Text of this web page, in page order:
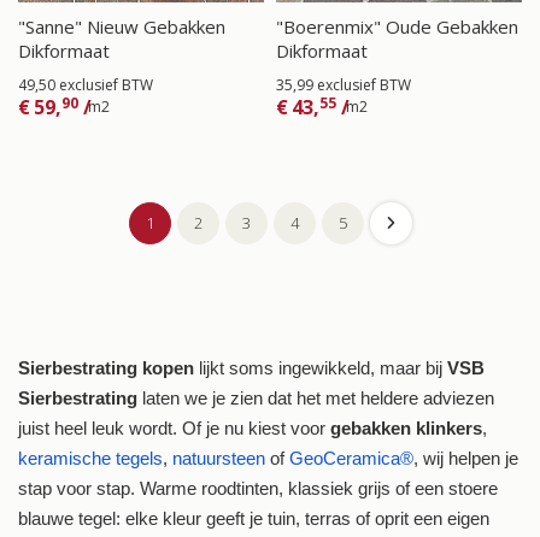
"Sanne" Nieuw Gebakken
Dikformaat
49,50 exclusief BTW
€59,90 /m2
"Boerenmix" Oude Gebakken
Dikformaat
35,99 exclusief BTW
€43,55 /m2
1 2 3 4 5
Sierbestrating kopen lijkt soms ingewikkeld, maar bij VSB
Sierbestrating laten we je zien dat het met heldere adviezen
juist heel leuk wordt. Of je nu kiest voor gebakken klinkers,
keramische tegels, natuursteen ofGeoCeramica®, wij helpen je
stap voor stap. Warme roodtinten, klassiek grijs of een stoere
blauwe tegel: elke kleur geeft je tuin, terras of oprit een eigen